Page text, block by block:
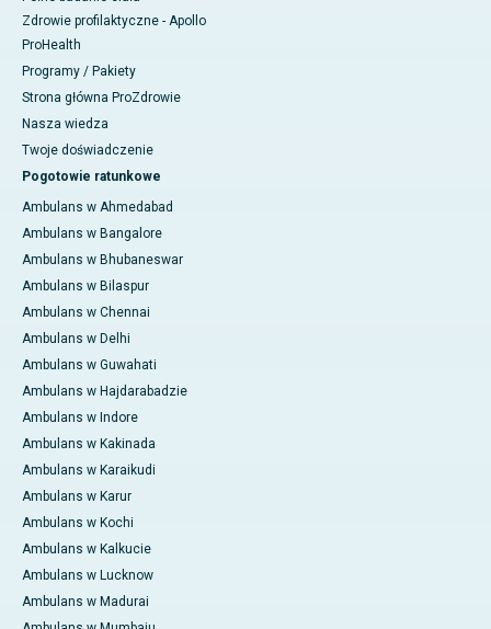
Zdrowie profilaktyczne - Apollo
ProHealth
Programy / Pakiety
Strona główna ProZdrowie
Nasza wiedza
Twoje doświadczenie
Pogotowie ratunkowe
Ambulans w Ahmedabad
Ambulans w Bangalore
Ambulans w Bhubaneswar
Ambulans w Bilaspur
Ambulans w Chennai
Ambulans w Delhi
Ambulans w Guwahati
Ambulans w Hajdarabadzie
Ambulans w Indore
Ambulans w Kakinada
Ambulans w Karaikudi
Ambulans w Karur
Ambulans w Kochi
Ambulans w Kalkucie
Ambulans w Lucknow
Ambulans w Madurai